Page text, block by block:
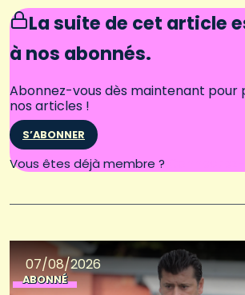
La suite de cet article
à nos abonnés.
Abonnez-vous dès maintenant pour
nos articles !
S’ABONNER
Vous êtes déjà membre ?
07/08/2026
ABONNÉ